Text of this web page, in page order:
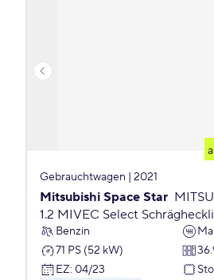
Gebrauchtwagen | 2021
Mitsubishi Space Star
1.2 MIVEC Select
Benzin
71 PS (52 kW)
EZ: 04/23